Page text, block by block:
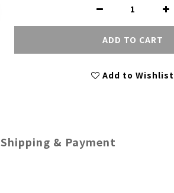
ADD TO CART
Add to Wishlist
Shipping & Payment